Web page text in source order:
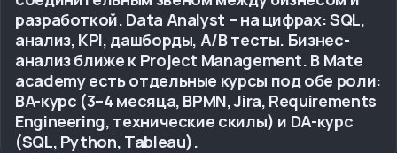
разработкой. Data Analyst – на цифрах: SQL,
анализ, KPI, дашборды, A/B тесты. Бизнес-
анализ ближе к Project Management. В Mate
academy есть отдельные курсы под обе роли:
BA-курс (3–4 месяца, BPMN, Jira, Requirements
Engineering, технические скилы) и DA-курс
(SQL, Python, Tableau).